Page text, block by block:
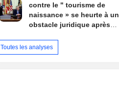
contre le " tourisme de
naissance » se heurte à un
obstacle juridique après
suprême
Toutes les analyses